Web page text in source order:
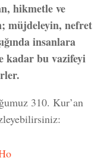
hikmetle ve
müjdeleyin, nefret
insanlara
kadar bu vazifeyi
310. Kur’an